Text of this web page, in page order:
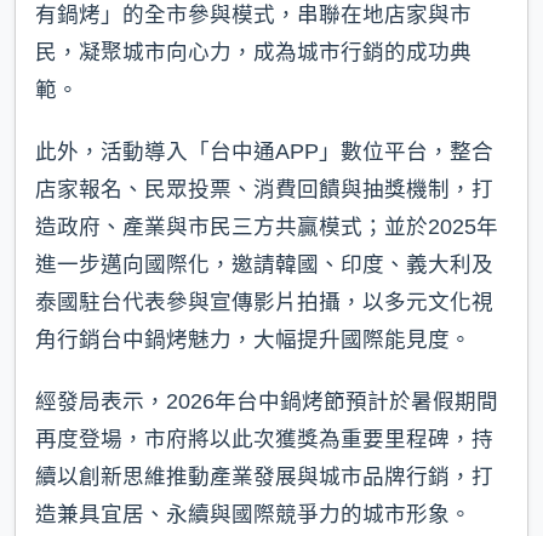
有鍋烤」的全市參與模式，串聯在地店家與市
民，凝聚城市向心力，成為城市行銷的成功典
範。
此外，活動導入「台中通APP」數位平台，整合
店家報名、民眾投票、消費回饋與抽獎機制，打
造政府、產業與市民三方共贏模式；並於2025年
進一步邁向國際化，邀請韓國、印度、義大利及
泰國駐台代表參與宣傳影片拍攝，以多元文化視
角行銷台中鍋烤魅力，大幅提升國際能見度。
經發局表示，2026年台中鍋烤節預計於暑假期間
再度登場，市府將以此次獲獎為重要里程碑，持
續以創新思維推動產業發展與城市品牌行銷，打
造兼具宜居、永續與國際競爭力的城市形象。